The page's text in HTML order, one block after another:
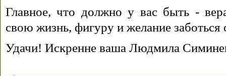
Главное, что должно у вас быть -
свою жизнь, фигуру и желание заботься
Удачи! Искренне ваша Людмила